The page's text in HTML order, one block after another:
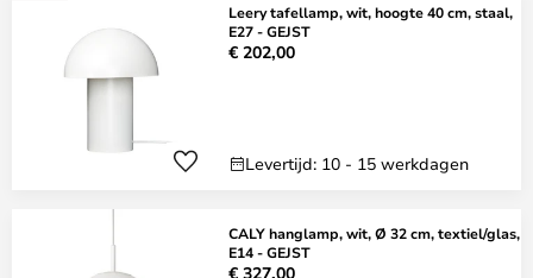
Leery tafellamp, wit, hoogte 40 cm, staal,
E27 - GEJST
€ 202,00
Levertijd: 10 - 15 werkdagen
CALY hanglamp, wit, Ø 32 cm, textiel/glas,
E14 - GEJST
€ 327,00